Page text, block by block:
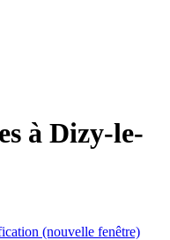
à Dizy-le-
(nouvelle fenêtre)